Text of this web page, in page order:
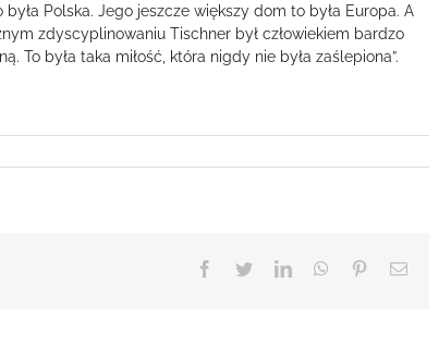
Polska. Jego jeszcze większy dom to była Europa. A
zdyscyplinowaniu Tischner był człowiekiem bardzo
To była taka miłość, która nigdy nie była zaślepiona”.
Facebook
TwitterLinkedInWhatsApp
PinterestEmail